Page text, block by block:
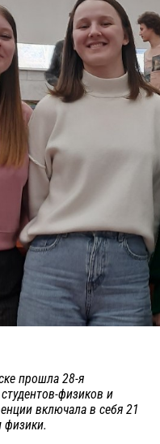
прошла 28-я
физиков и
включала в себя 21
физики.